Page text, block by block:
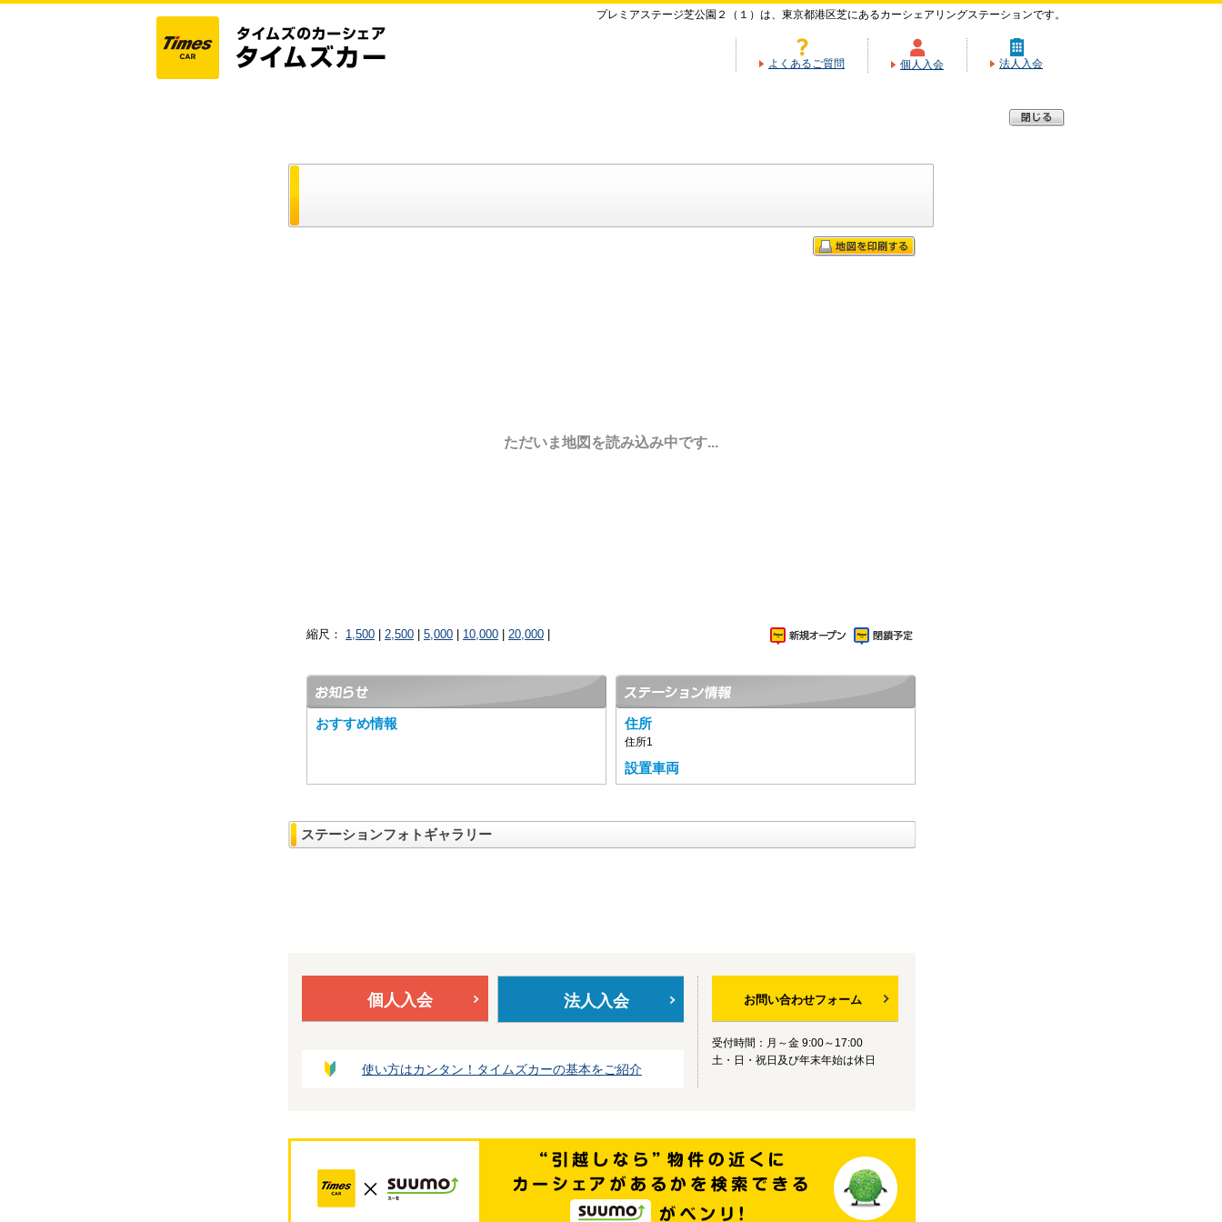
プレミアステージ芝公園２（１）は、東京都港区芝にあるカーシェアリングステーションです。
よくあるご質問 個人入会 法人入会
ただいま地図を読み込み中です...
縮尺： 1,500 2,500 5,000 10,000 20,000
おすすめ情報 住所
住所1
設置車両
ステーションフォトギャラリー
個人入会 法人入会
使い方はカンタン！タイムズカーの基本をご紹介
お問い合わせフォーム
受付時間：月～金 9:00～17:00
土・日・祝日及び年末年始は休日